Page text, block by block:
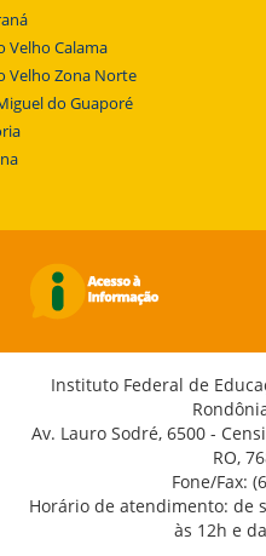
Velho Calama
Velho Zona Norte
do Guaporé
Instituto Federal de
Av. Lauro Sodré, 6500 -
RO,
Fone/Fax:
Horário de atendimento: de
às 12h e